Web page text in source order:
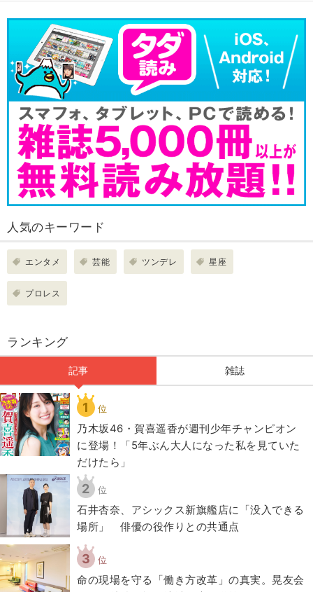
人気のキーワード
エンタメ 芸能 ツンデレ 星座
プロレス
ランキング
記事 雑誌
1 位
乃木坂46・賀喜遥香が週刊少年チャンピオン
に登場！「5年ぶん大人になった私を見ていた
だけたら」
2 位
石井杏奈、アシックス新旗艦店に「没入できる
場所」 俳優の役作りとの共通点
3 位
​命の現場を守る「働き方改革」の真実。晃友会